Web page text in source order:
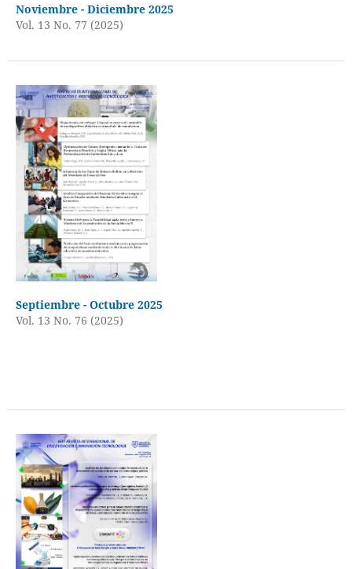
Noviembre - Diciembre 2025
Vol. 13 No. 77 (2025)
Septiembre - Octubre 2025
Vol. 13 No. 76 (2025)